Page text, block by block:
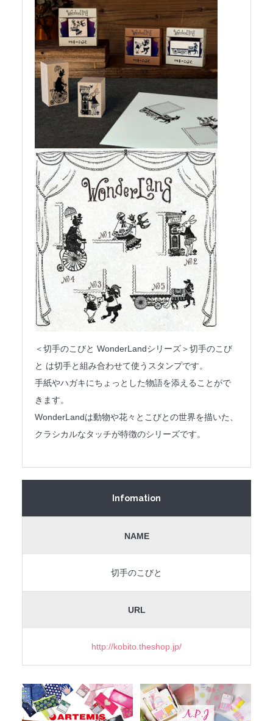
＜切手のこびと WonderLandシリーズ＞切手のこび
と は切手と組み合わせて使うスタンプです。
手紙やハガキにちょっとした物語を添えることがで
きます。
WonderLandは動物や花々とこびとの世界を描いた、
クラシカルなタッチが特徴のシリーズです。
Infomation
NAME
切手のこびと
URL
http://kobito.theshop.jp/